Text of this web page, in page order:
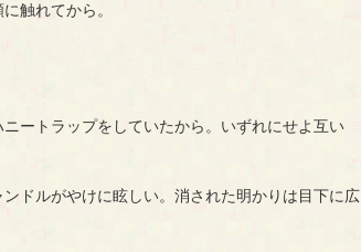
触れてから。
ートラップをしていたから。いずれにせよ互い
ドルがやけに眩しい。消された明かりは目下に広